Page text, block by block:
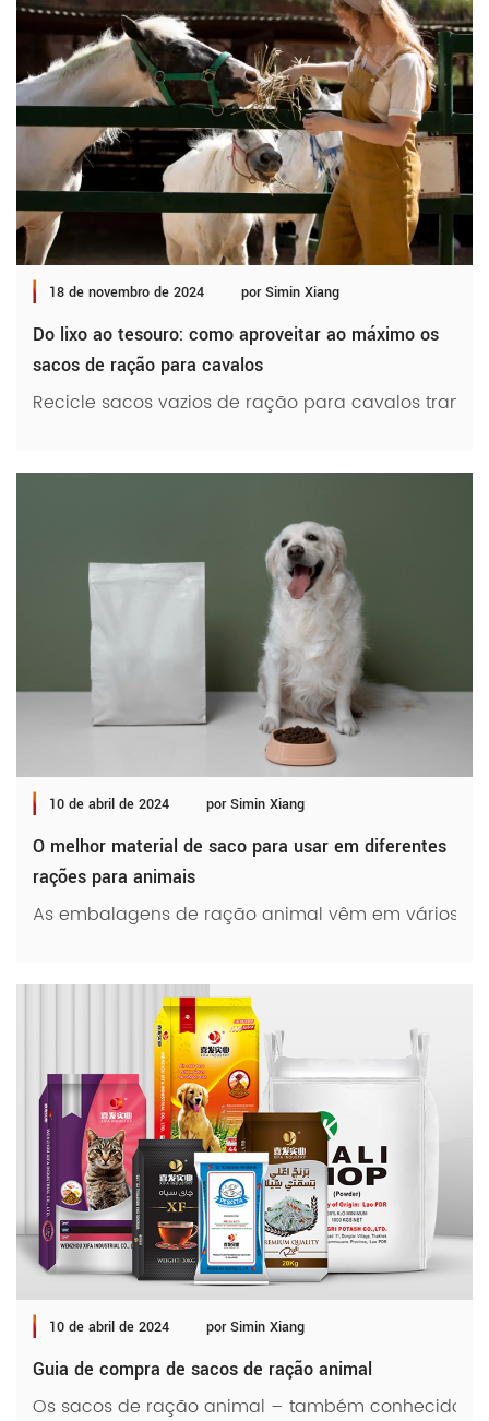
18 de novembro de 2024 por Simin Xiang
Do lixo ao tesouro: como aproveitar ao máximo os
sacos de ração para cavalos
Recicle sacos vazios de ração para cavalos
10 de abril de 2024 por Simin Xiang
O melhor material de saco para usar em diferentes
rações para animais
As embalagens de ração animal vêm em vários
10 de abril de 2024 por Simin Xiang
Guia de compra de sacos de ração animal
Os sacos de ração animal – também conhecidos